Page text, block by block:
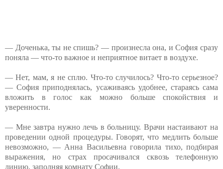
— Доченька, ты не спишь? — произнесла она, и София сразу
поняла — что-то важное и неприятное витает в воздухе.
— Нет, мам, я не сплю. Что-то случилось? Что-то серьезное?
— София приподнялась, усаживаясь удобнее, стараясь сама
вложить в голос как можно больше спокойствия и
уверенности.
— Мне завтра нужно лечь в больницу. Врачи настаивают на
проведении одной процедуры. Говорят, что медлить больше
невозможно, — Анна Васильевна говорила тихо, подбирая
выражения, но страх просачивался сквозь телефонную
линию, заполняя комнату Софии.